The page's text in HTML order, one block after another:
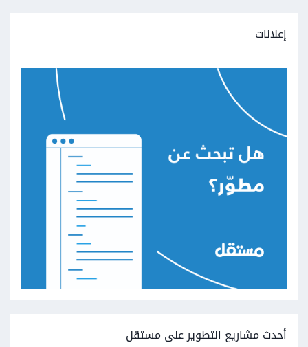
إعلانات
أحدث مشاريع التطوير على مستقل